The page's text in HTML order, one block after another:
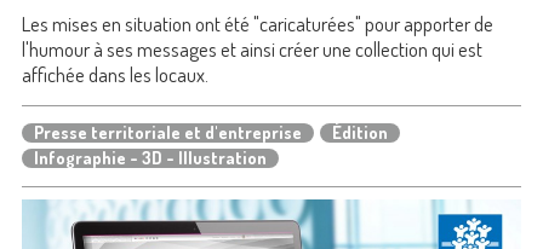
Les mises en situation ont été "caricaturées" pour apporter de
l'humour à ses messages et ainsi créer une collection qui est
affichée dans les locaux.
Presse territoriale et d'entreprise
Édition
Infographie - 3D - Illustration